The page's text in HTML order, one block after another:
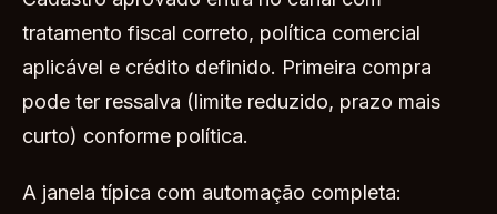
tratamento fiscal correto, política comercial
aplicável e crédito definido. Primeira compra
pode ter ressalva (limite reduzido, prazo mais
curto) conforme política.
A janela típica com automação completa: